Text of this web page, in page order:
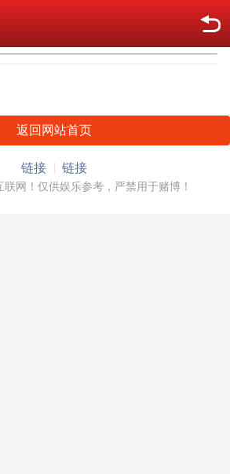
返回网站首页
链接 链接
联网！仅供娱乐参考，严禁用于赌博！